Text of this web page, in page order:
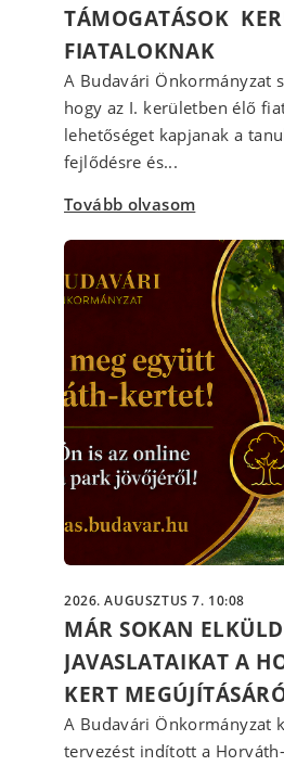
TÁMOGATÁSOK
FIATALOKNAK
A Budavári Önkormányzat
hogy az I. kerületben élő
lehetőséget kapjanak a
fejlődésre és...
Tovább olvasom
2026. AUGUSZTUS 7. 10:08
MÁR SOKAN
JAVASLATAIKAT A
KERT
A Budavári Önkormányzat
tervezést indított a